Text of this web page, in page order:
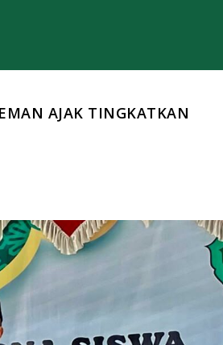
AJAK TINGKATKAN